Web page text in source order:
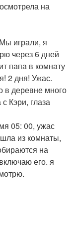
на
играли, я
через 6 дней
папа в комнату
2 дня! Ужас.
в деревне много
Кэри, глаза
05: 00, ужас
из комнаты,
на
его. я